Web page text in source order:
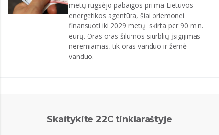
metų rugsėjo pabaigos priima Lietuvos
energetikos agentūra, šiai priemonei
finansuoti iki 2029 metų skirta per 90 mln.
eurų. Oras oras šilumos siurblių įsigijimas
neremiamas, tik oras vanduo ir žemė
vanduo.
Skaitykite 22C tinklaraštyje